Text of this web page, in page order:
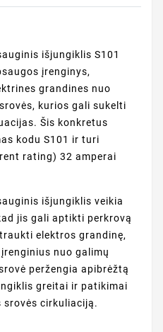
išjungiklis S101
įrenginys,
grandines nuo
kurios gali sukelti
Šis konkretus
kodu S101 ir turi
rating) 32 amperai
išjungiklis veikia
jis gali aptikti perkrovą
elektros grandinę,
nuo galimų
peržengia apibrėžtą
greitai ir patikimai
srovės cirkuliaciją.